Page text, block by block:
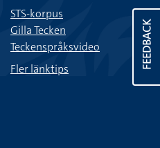
FEEDBACK
STS-korpus
Gilla Tecken
Teckenspråksvideo
Fler länktips